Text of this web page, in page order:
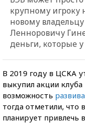
крупному игроку
новому
Ленноровичу
деньги, которые
В 2019 году в ЦСКА
выкупил акции
возможность
тогда отметили, что
планирует привлечь